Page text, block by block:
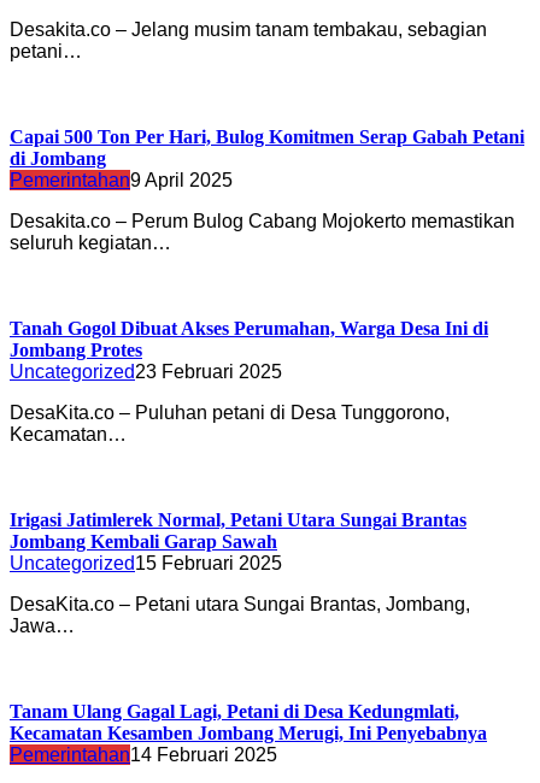
Desakita.co – Jelang musim tanam tembakau, sebagian
petani…
Capai 500 Ton Per Hari, Bulog Komitmen Serap Gabah Petani
di Jombang
Pemerintahan9 April 2025
Desakita.co – Perum Bulog Cabang Mojokerto memastikan
seluruh kegiatan…
Tanah Gogol Dibuat Akses Perumahan, Warga Desa Ini di
Jombang Protes
Uncategorized23 Februari 2025
DesaKita.co – Puluhan petani di Desa Tunggorono,
Kecamatan…
Irigasi Jatimlerek Normal, Petani Utara Sungai Brantas
Jombang Kembali Garap Sawah
Uncategorized15 Februari 2025
DesaKita.co – Petani utara Sungai Brantas, Jombang,
Jawa…
Tanam Ulang Gagal Lagi, Petani di Desa Kedungmlati,
Kecamatan Kesamben Jombang Merugi, Ini Penyebabnya
Pemerintahan14 Februari 2025